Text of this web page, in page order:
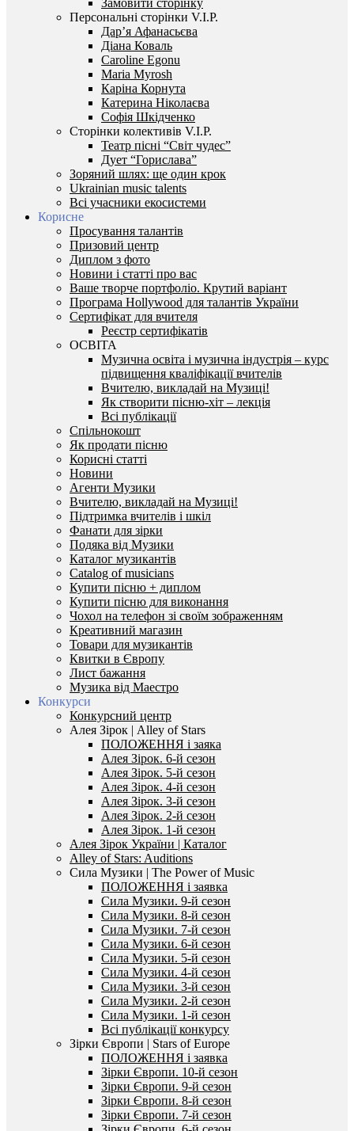
Замовити сторінку
Персональні сторінки V.I.P.
Дар’я Афанасьєва
Діана Коваль
Caroline Egonu
Maria Myrosh
Каріна Корнута
Катерина Ніколаєва
Софія Шкідченко
Сторінки колективів V.I.P.
Театр пісні “Світ чудес”
Дует “Горислава”
Зоряний шлях: ще один крок
Ukrainian music talents
Всі учасники екосистеми
Корисне
Просування талантів
Призовий центр
Диплом з фото
Новини і статті про вас
Ваше творче портфоліо. Крутий варіант
Програма Hollywood для талантів України
Сертифікат для вчителя
Реєстр сертифікатів
ОСВІТА
Музична освіта і музична індустрія – курс
підвищення кваліфікації вчителів
Вчителю, викладай на Музиці!
Як створити пісню-хіт – лекція
Всі публікації
Спільнокошт
Як продати пісню
Корисні статті
Новини
Агенти Музики
Вчителю, викладай на Музиці!
Підтримка вчителів і шкіл
Фанати для зірки
Подяка від Музики
Каталог музикантів
Catalog of musicians
Купити пісню + диплом
Купити пісню для виконання
Чохол на телефон зі своїм зображенням
Креативний магазин
Товари для музикантів
Квитки в Європу
Лист бажання
Музика від Маестро
Конкурси
Конкурсний центр
Алея Зірок | Alley of Stars
ПОЛОЖЕННЯ і заяка
Алея Зірок. 6-й сезон
Алея Зірок. 5-й сезон
Алея Зірок. 4-й сезон
Алея Зірок. 3-й сезон
Алея Зірок. 2-й сезон
Алея Зірок. 1-й сезон
Алея Зірок України | Каталог
Alley of Stars: Auditions
Сила Музики | The Power of Music
ПОЛОЖЕННЯ і заявка
Сила Музики. 9-й сезон
Сила Музики. 8-й сезон
Сила Музики. 7-й сезон
Сила Музики. 6-й сезон
Сила Музики. 5-й сезон
Сила Музики. 4-й сезон
Сила Музики. 3-й сезон
Сила Музики. 2-й сезон
Сила Музики. 1-й сезон
Всі публікації конкурсу
Зірки Європи | Stars of Europe
ПОЛОЖЕННЯ і заявка
Зірки Європи. 10-й сезон
Зірки Європи. 9-й сезон
Зірки Європи. 8-й сезон
Зірки Європи. 7-й сезон